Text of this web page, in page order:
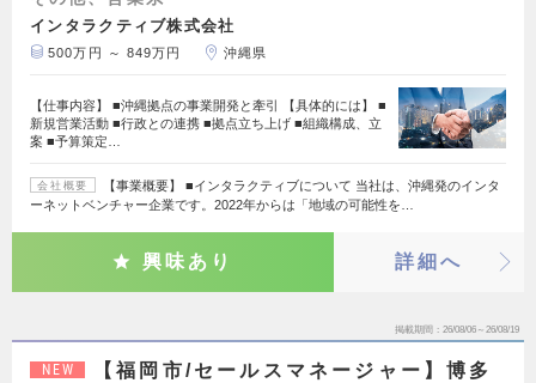
インタラクティブ株式会社
500万円 ～ 849万円 沖縄県
【仕事内容】 ■沖縄拠点の事業開発と牽引 【具体的には】 ■
新規営業活動 ■行政との連携 ■拠点立ち上げ ■組織構成、立
案 ■予算策定…
会社概要
【事業概要】 ■インタラクティブについて 当社は、沖縄発のインタ
ーネットベンチャー企業です。2022年からは「地域の可能性を…
興味あり 詳細へ
掲載期間 26/08/06～26/08/19
NEW
【福岡市/セールスマネージャー】博多